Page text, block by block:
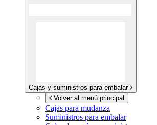
Cajas y suministros para embalar
Volver al menú principal
Cajas para mudanza
Suministros para embalar